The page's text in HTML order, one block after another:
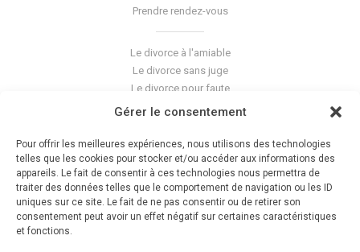
Gérer le consentement
Pour offrir les meilleures expériences, nous utilisons des technologies
telles que les cookies pour stocker et/ou accéder aux informations des
appareils. Le fait de consentir à ces technologies nous permettra de
traiter des données telles que le comportement de navigation ou les ID
uniques sur ce site. Le fait de ne pas consentir ou de retirer son
consentement peut avoir un effet négatif sur certaines caractéristiques
et fonctions.
Prendre rendez-vous
Le divorce à l'amiable
Le divorce sans juge
Le divorce pour faute
Le divorce accepté
La séparation de corps
Les violences conjugales
Le blog du cabinet
Glossaire